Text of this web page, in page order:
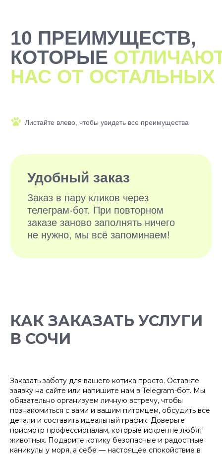
КАК ЗАКАЗАТЬ УСЛУГИ
В СОЧИ
Заказать заботу для вашего котика просто. Оставьте
заявку на сайте или напишите нам в Telegram-бот. Мы
обязательно организуем личную встречу, чтобы
познакомиться с вами и вашим питомцем, обсудить все
детали и составить идеальный график. Доверьте
присмотр профессионалам, которые искренне любят
животных. Подарите котику безопасные и радостные
каникулы у моря, а себе — настоящее спокойствие в
2000+ САМЫХ
ЗАБОТЛИВЫХ
БОЛЕЕ 10 000
ДОВОЛЬНЫХ